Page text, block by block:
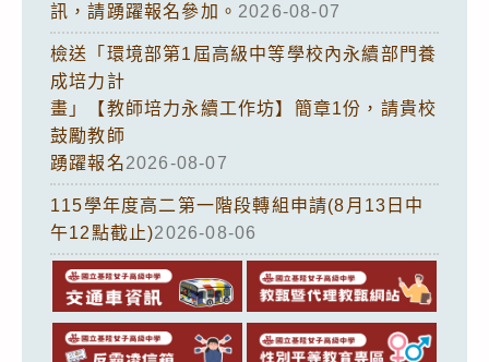
訊，請踴躍報名參加。 2026-08-07
檢送「環境部第1屆高級中等學校內永續部門養
成培力計
畫」【教師培力永續工作坊】簡章1份，請貴校
鼓勵教師
踴躍報名2026-08-07
115學年度高二第一階段轉組申請(8月13日中
午12點截止)2026-08-06